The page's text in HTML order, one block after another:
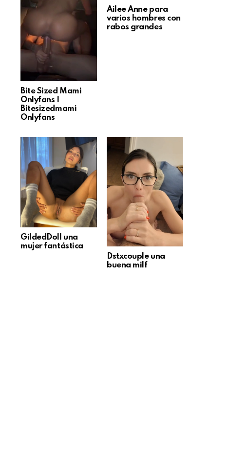
Bite Sized Mami
Onlyfans |
Bitesizedmami
Onlyfans
Ailee Anne para
varios hombres con
rabos grandes
GildedDoll una
mujer fantástica
Dstxcouple una
buena milf